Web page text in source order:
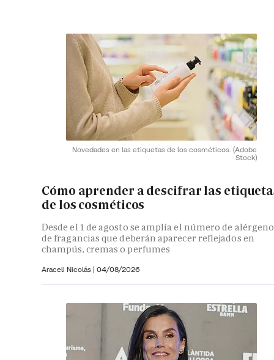
Novedades en las etiquetas de los cosméticos. (Adobe
Stock)
Cómo aprender a descifrar las
de los cosméticos
Desde el 1 de agosto se amplía el número de
de fragancias que deberán aparecer reflejados en
champús, cremas o perfumes
Araceli Nicolás | 04/08/2026